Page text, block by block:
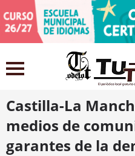
23 febrero 2021
Castilla-La
medios de
garantes de la